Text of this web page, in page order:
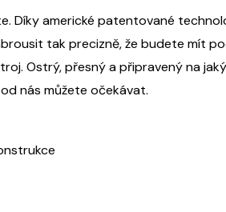
Díky americké patentované
tak precizně, že budete mít
Ostrý, přesný a připravený na
nás můžete očekávat.